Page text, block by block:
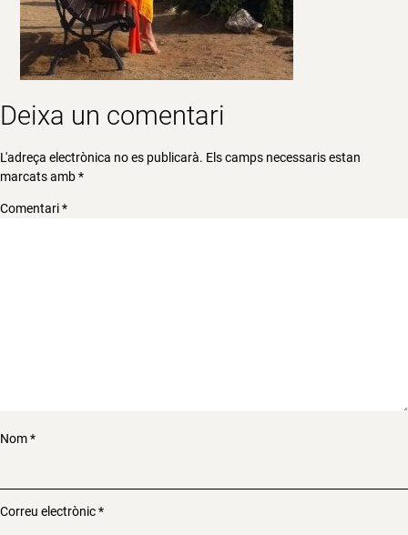
Deixa un comentari
L'adreça electrònica no es publicarà. Els camps necessaris estan
marcats amb*
Comentari*
Nom*
Correu electrònic*